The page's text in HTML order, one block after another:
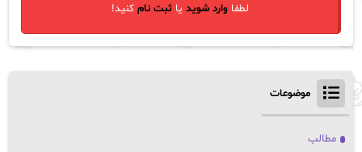
لطفاوارد شوید یاثبت نام کنید!
موضوعات
مطالب